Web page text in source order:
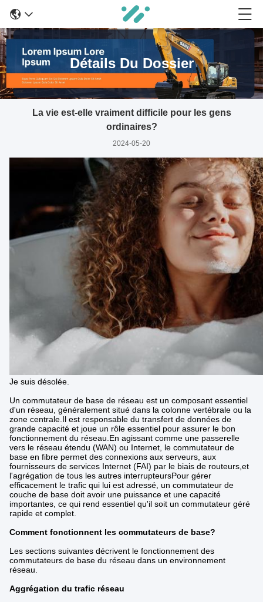
Détails Du Dossier
La vie est-elle vraiment difficile pour les gens
ordinaires?
2024-05-20
Je suis désolée.
Un commutateur de base de réseau est un composant essentiel
d'un réseau, généralement situé dans la colonne vertébrale ou la
zone centrale.Il est responsable du transfert de données de
grande capacité et joue un rôle essentiel pour assurer le bon
fonctionnement du réseau.En agissant comme une passerelle
vers le réseau étendu (WAN) ou Internet, le commutateur de
base en fibre permet des connexions aux serveurs, aux
fournisseurs de services Internet (FAI) par le biais de routeurs,et
l'agrégation de tous les autres interrupteursPour gérer
efficacement le trafic qui lui est adressé, un commutateur de
couche de base doit avoir une puissance et une capacité
importantes, ce qui rend essentiel qu'il soit un commutateur géré
rapide et complet.
Comment fonctionnent les commutateurs de base?
Les sections suivantes décrivent le fonctionnement des
commutateurs de base du réseau dans un environnement
réseau.
Aggrégation du trafic réseau